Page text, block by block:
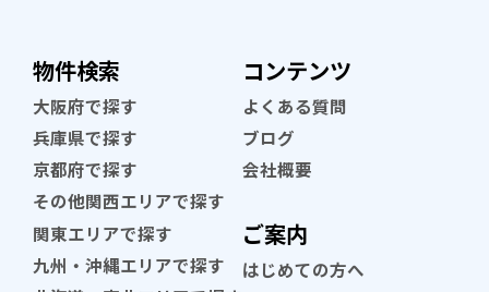
物件検索
大阪府で探す
兵庫県で探す
京都府で探す
その他関西エリアで探す
関東エリアで探す
九州・沖縄エリアで探す
コンテンツ
よくある質問
ブログ
会社概要
ご案内
はじめての方へ